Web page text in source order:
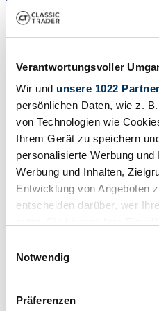
Verantwortungsvoller
Wir und unsere 1022 Partner
persönlichen Daten, wie z.
von Technologien wie
Ihrem Gerät zu speichern
personalisierte Werbung
Werbung und Inhalten,
Entwicklung von Angeboten
entscheiden darüber, wer
Trigger Symbol ändern oder
Informationen über
Notwendig
Präferenzen